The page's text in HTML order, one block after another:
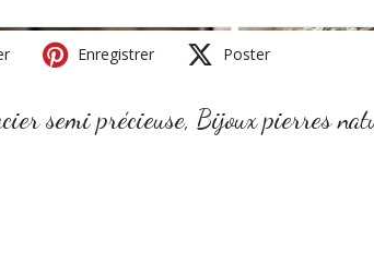
Enregistrer Poster
semi précieuse, Bijoux pierres